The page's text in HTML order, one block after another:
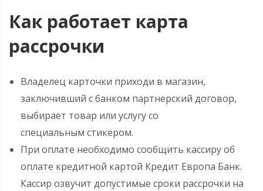
Как работает карта
рассрочки
Владелец карточки приходи в магазин,
заключивший с банком партнерский договор,
выбирает товар или услугу со
специальным стикером.
При оплате необходимо сообщить кассиру об
оплате кредитной картой Кредит Европа Банк.
Кассир озвучит допустимые сроки рассрочки на